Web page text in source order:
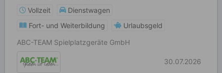
Vollzeit
Dienstwagen
Fort- und Weiterbildung
Urlaubsgeld
ABC-TEAM Spielplatzgeräte GmbH
30.07.2026